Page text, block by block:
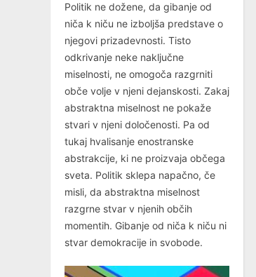
Politik ne dožene, da gibanje od
niča k niču ne izboljša predstave o
njegovi prizadevnosti. Tisto
odkrivanje neke naključne
miselnosti, ne omogoča razgrniti
obče volje v njeni dejanskosti. Zakaj
abstraktna miselnost ne pokaže
stvari v njeni določenosti. Pa od
tukaj hvalisanje enostranske
abstrakcije, ki ne proizvaja občega
sveta. Politik sklepa napačno, če
misli, da abstraktna miselnost
razgrne stvar v njenih občih
momentih. Gibanje od niča k niču ni
stvar demokracije in svobode.